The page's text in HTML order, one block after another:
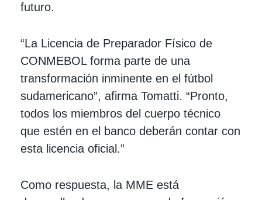
futuro.
“La Licencia de Preparador Físico de
CONMEBOL forma parte de una
transformación inminente en el fútbol
sudamericano”, afirma Tomatti. “Pronto,
todos los miembros del cuerpo técnico
que estén en el banco deberán contar con
esta licencia oficial.”
Como respuesta, la MME está